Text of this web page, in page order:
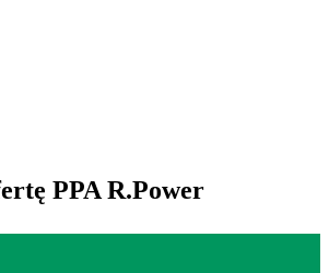
PPA R.Power